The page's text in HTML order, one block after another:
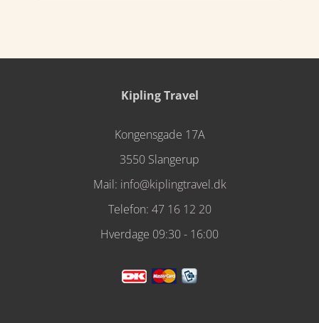
Kipling Travel
Kongensgade 17A
3550 Slangerup
Mail: info@kiplingtravel.dk
Telefon: 47 16 12 20
Hverdage 09:30 - 16:00